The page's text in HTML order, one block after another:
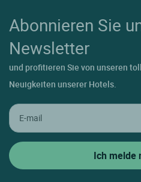
Abonnieren Sie
Newsletter
und profitieren Sie von unseren
Neuigkeiten unserer Hotels.